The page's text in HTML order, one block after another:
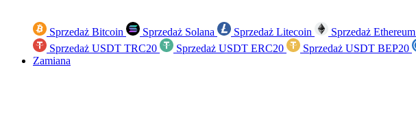
Sprzedaż Bitcoin Sprzedaż Solana Sprzedaż Litecoin Sprzedaż Ethereum
Sprzedaż USDT TRC20
Sprzedaż USDT ERC20 Sprzedaż USDT BEP20
Zamiana